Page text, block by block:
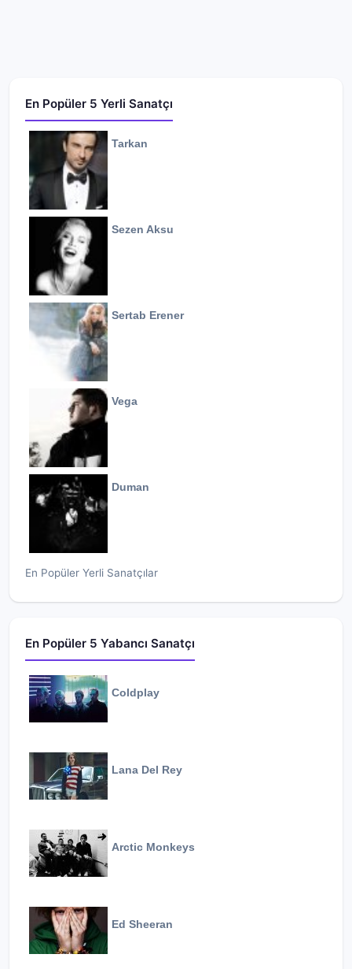
En Popüler 5 Yerli Sanatçı
Tarkan
Sezen Aksu
Sertab Erener
Vega
Duman
En Popüler Yerli Sanatçılar
En Popüler 5 Yabancı Sanatçı
Coldplay
Lana Del Rey
Arctic Monkeys
Ed Sheeran